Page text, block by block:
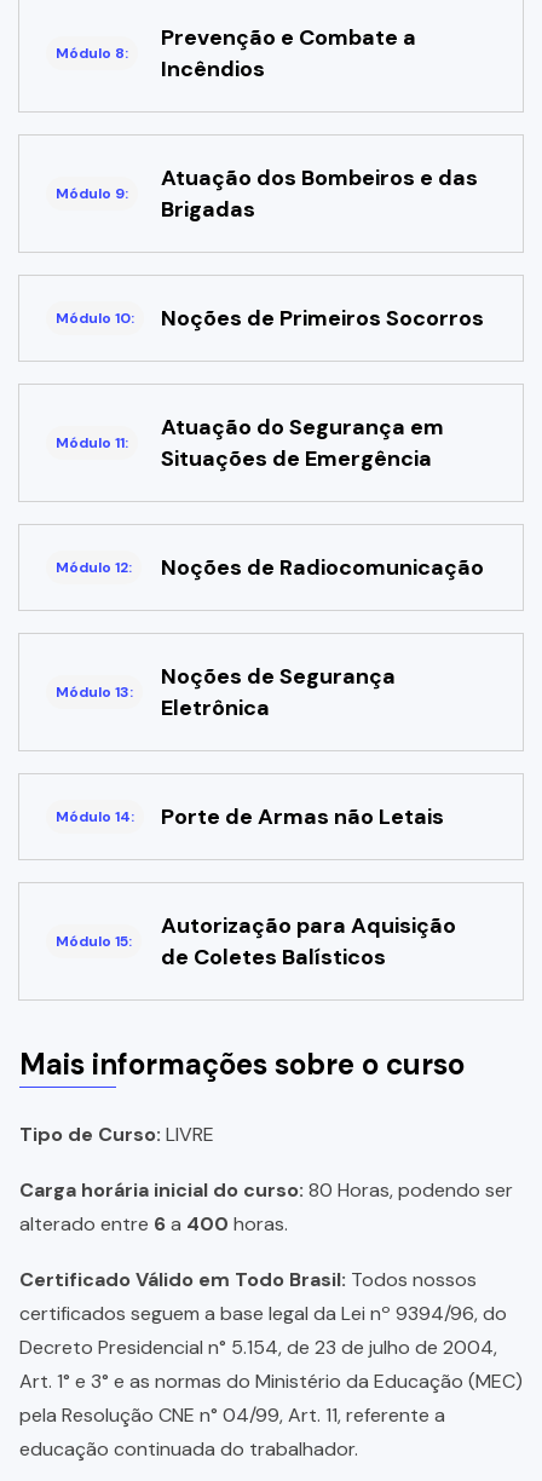
Módulo 8:
Prevenção e Combate a
Incêndios
Módulo 9:
Atuação dos Bombeiros e das
Brigadas
Módulo 10: Noções de Primeiros Socorros
Módulo 11:
Atuação do Segurança em
Situações de Emergência
Módulo 12: Noções de Radiocomunicação
Módulo 13:
Noções de Segurança
Eletrônica
Módulo 14: Porte de Armas não Letais
Módulo 15:
Autorização para Aquisição
de Coletes Balísticos
Mais informações sobre o curso
Tipo de Curso: LIVRE
Carga horária inicial do curso: 80 Horas, podendo ser
alterado entre 6a 400 horas.
Certificado Válido em Todo Brasil: Todos nossos
certificados seguem a base legal da Lei nº 9394/96, do
Decreto Presidencial n° 5.154, de 23 de julho de 2004,
Art. 1° e 3° e as normas do Ministério da Educação (MEC)
pela Resolução CNE n° 04/99, Art. 11, referente a
educação continuada do trabalhador.